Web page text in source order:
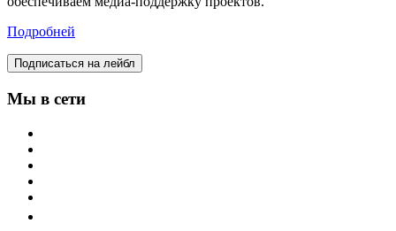
Подробней
Подписаться на лейбл
Мы в сети